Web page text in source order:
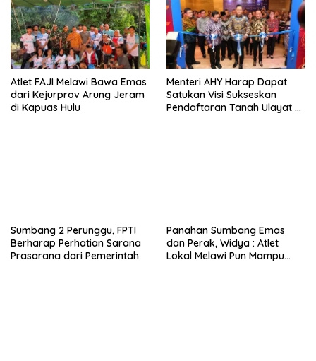
Atlet FAJI Melawi Bawa Emas
dari Kejurprov Arung Jeram
di Kapuas Hulu
Menteri AHY Harap Dapat
Satukan Visi Sukseskan
Pendaftaran Tanah Ulayat di
Sumbang 2 Perunggu, FPTI
Berharap Perhatian Sarana
Prasarana dari Pemerintah
Panahan Sumbang Emas
dan Perak, Widya : Atlet
Lokal Melawi Pun Mampu